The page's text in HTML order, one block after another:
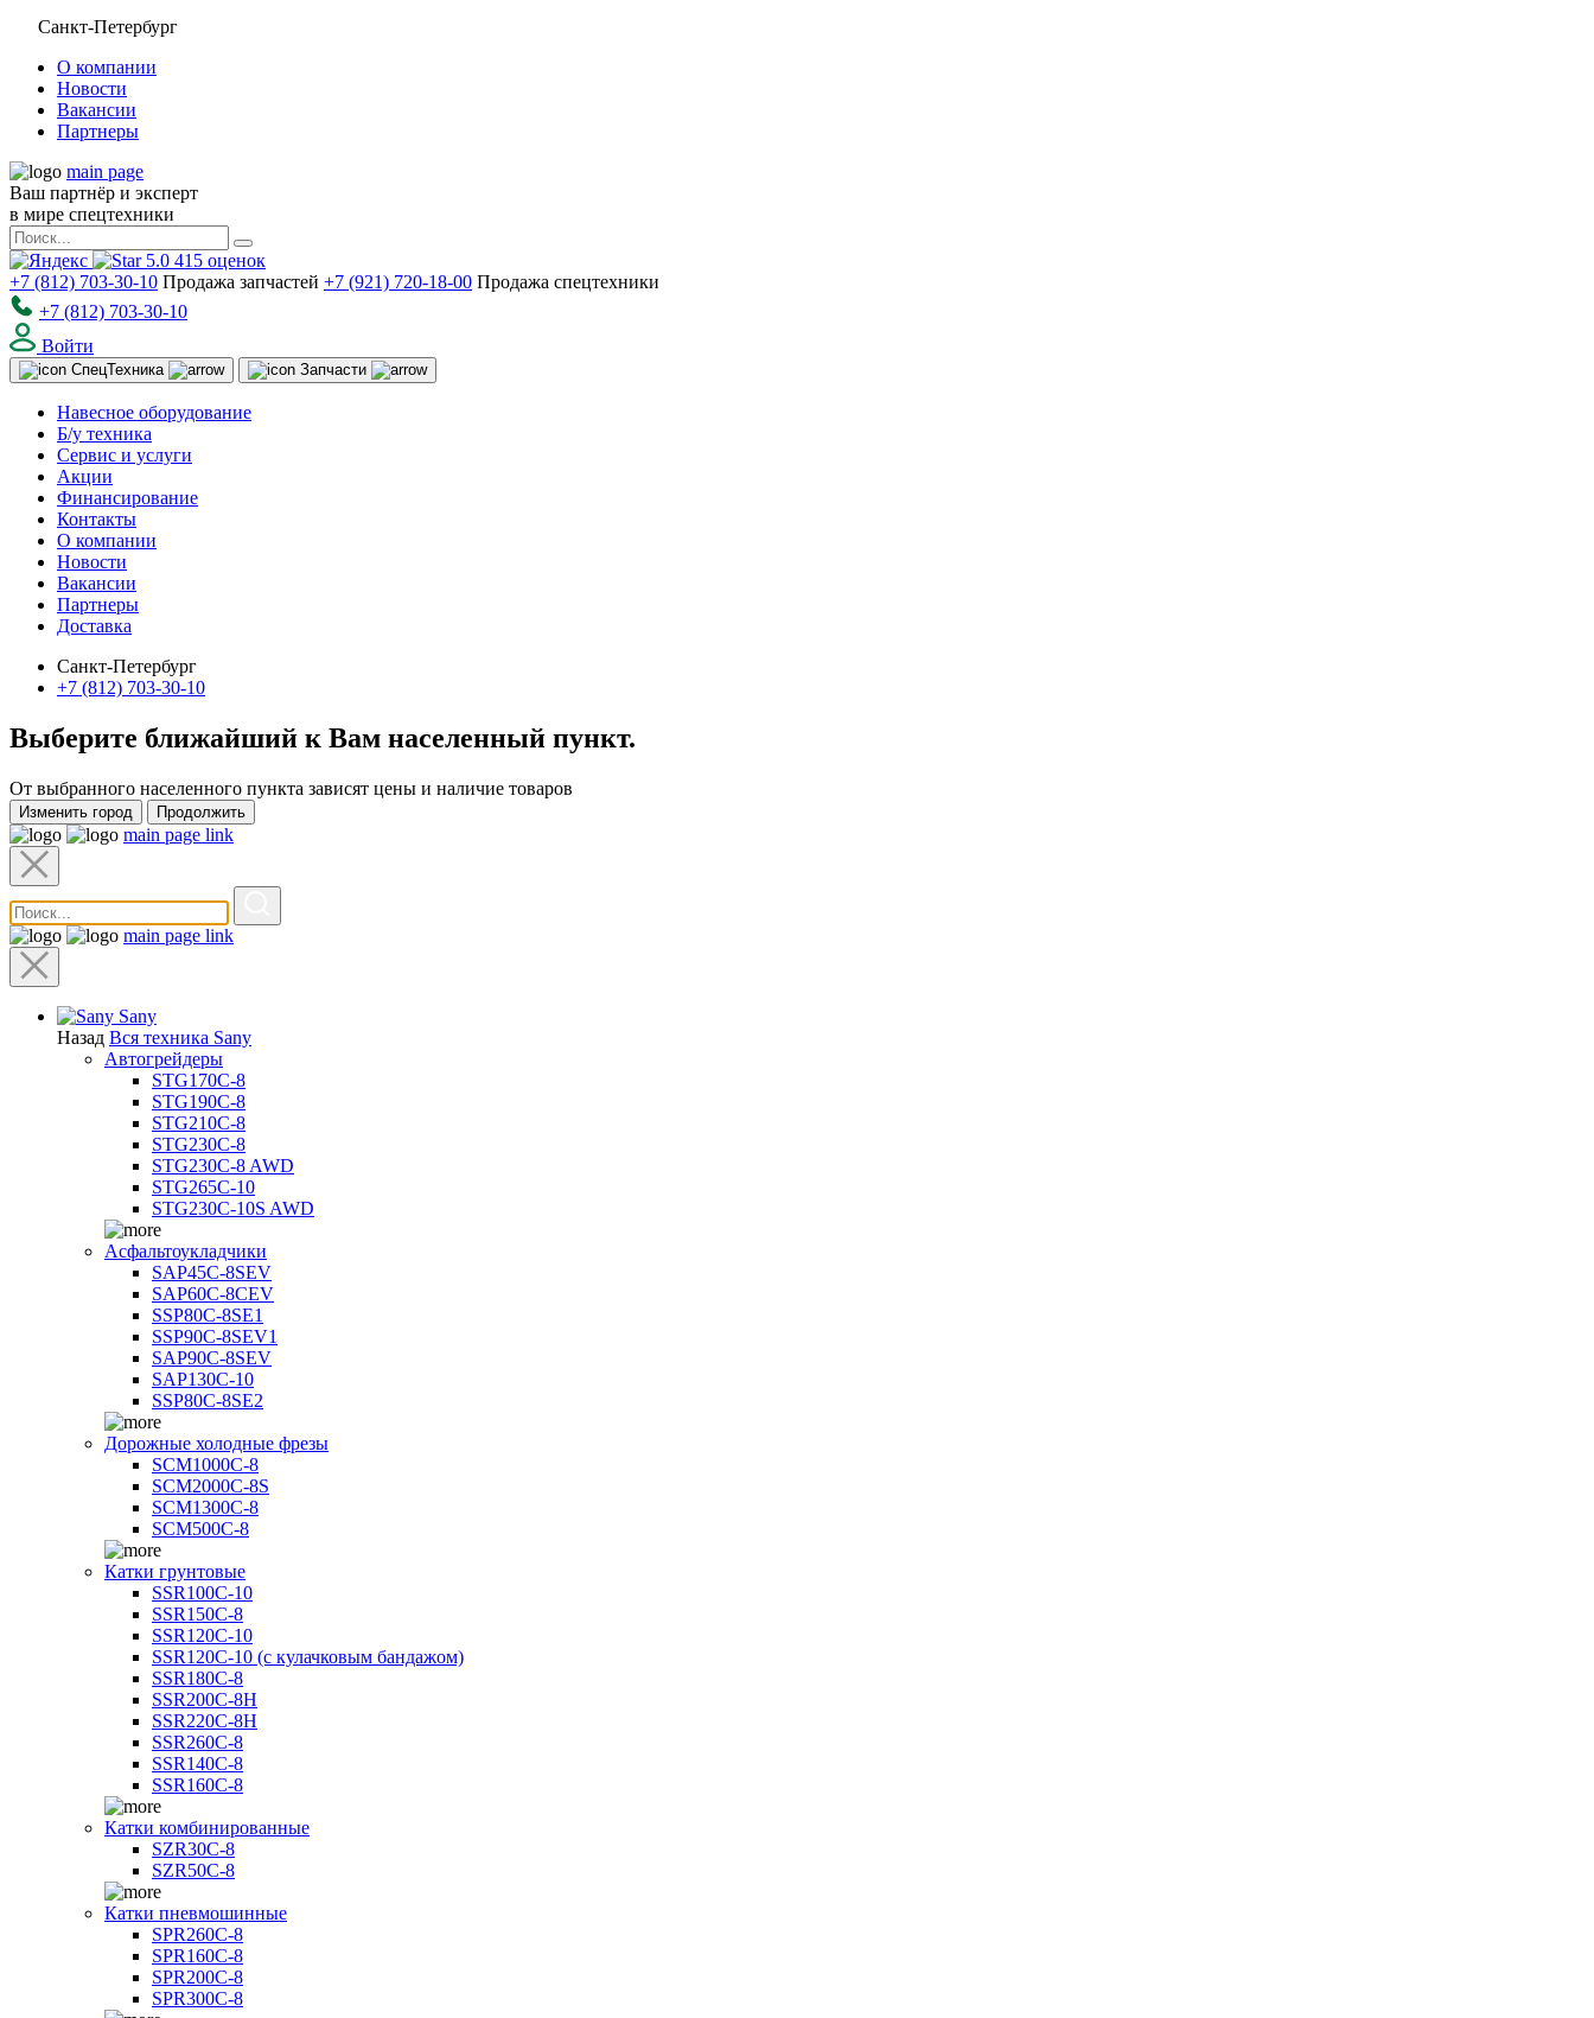
Санкт-Петербург
О компании
Новости
Вакансии
Партнеры
main page
Ваш партнёр и эксперт
в мире спецтехники
5.0 415 оценок
+7 (812) 703-30-10 Продажа запчастей +7 (921) 720-18-00 Продажа спецтехники
+7 (812) 703-30-10
Войти
СпецТехника Запчасти
Навесное оборудование
Б/у техника
Сервис и услуги
Акции
Финансирование
Контакты
О компании
Новости
Вакансии
Партнеры
Доставка
Санкт-Петербург
+7 (812) 703-30-10
Выберите ближайший к Вам населенный пункт.
От выбранного населенного пункта зависят цены и наличие товаров
Изменить город Продолжить
main page link
main page link
Sany
Назад Вся техника Sany
Автогрейдеры
STG170C-8
STG190C-8
STG210C-8
STG230C-8
STG230C-8 AWD
STG265C-10
STG230C-10S AWD
Асфальтоукладчики
SAP45С-8SEV
SAP60C-8CEV
SSP80C-8SE1
SSP90C-8SEV1
SAP90C-8SEV
SAP130C-10
SSP80C-8SE2
Дорожные холодные фрезы
SCM1000C-8
SCM2000C-8S
SCM1300C-8
SCM500C-8
Катки грунтовые
SSR100C-10
SSR150C-8
SSR120C-10
SSR120C-10 (с кулачковым бандажом)
SSR180C-8
SSR200C-8H
SSR220C-8H
SSR260C-8
SSR140C-8
SSR160C-8
Катки комбинированные
SZR30C-8
SZR50C-8
Катки пневмошинные
SPR260C-8
SPR160C-8
SPR200C-8
SPR300C-8